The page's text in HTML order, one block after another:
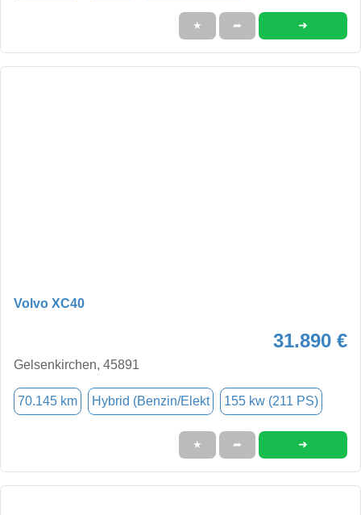
★ ➦ ➜
Volvo XC40
31.890 €
Gelsenkirchen, 45891
70.145 km Hybrid (Benzin/Elekt 155 kw (211 PS)
★ ➦ ➜